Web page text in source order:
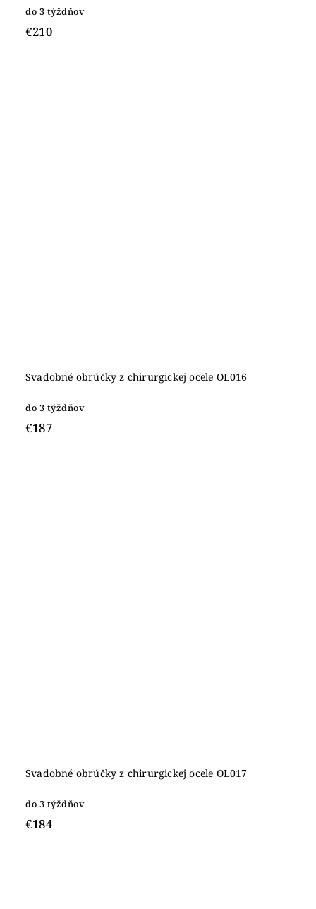
do 3 týždňov
€210
Svadobné obrúčky z chirurgickej ocele OL016
do 3 týždňov
€187
Svadobné obrúčky z chirurgickej ocele OL017
do 3 týždňov
€184